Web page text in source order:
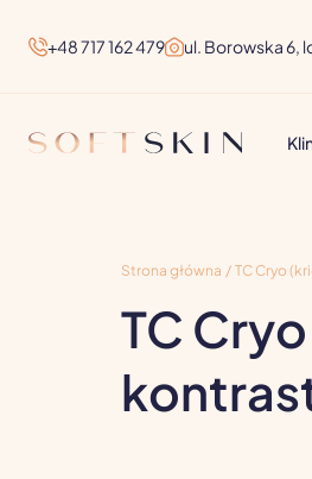
+48 717 162 479 ul. Borowska 6,
Strona główna / TC Cryo
TC